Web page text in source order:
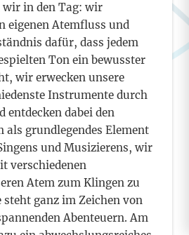
in den Tag: wir
eigenen Atemfluss und
dafür, dass jedem
Ton ein bewusster
wir erwecken unsere
Instrumente durch
entdecken dabei den
als grundlegendes Element
und Musizierens, wir
verschiedenen
Atem zum Klingen zu
steht ganz im Zeichen von
Abenteuern. Am